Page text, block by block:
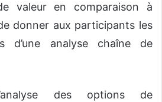
valeur en comparaison à
donner aux participants les
d’une analyse chaîne de
des options de